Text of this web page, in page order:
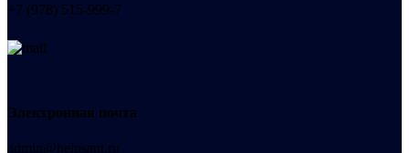
+7 (978) 515-999-7
Электронная почта
admin@helpsant.ru